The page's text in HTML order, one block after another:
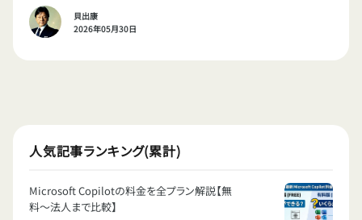
貝出康
2026年05月30日
人気記事ランキング(累計)
Microsoft Copilotの料金を全プラン解説【無
料〜法人まで比較】